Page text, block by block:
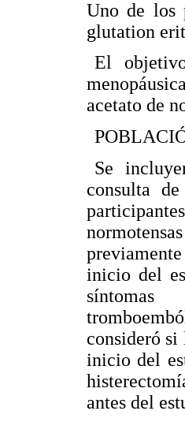
Uno de los
glutation
El
acetato de
Se
consulta
inicio del
síntomas
consideró si
inicio del
antes del